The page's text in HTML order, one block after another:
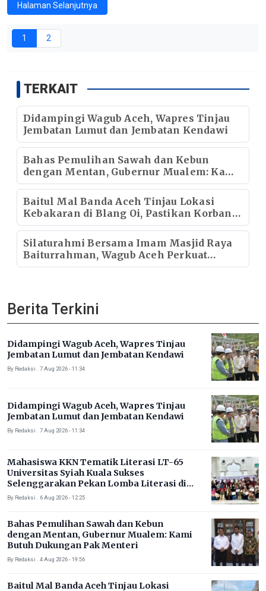
Halaman Selanjutnya
1 2
TERKAIT
Didampingi Wagub Aceh, Wapres Tinjau
Jembatan Lumut dan Jembatan Kendawi
Bahas Pemulihan Sawah dan Kebun
dengan Mentan, Gubernur Mualem: Kami
Butuh Dukungan Pak Menteri
Baitul Mal Banda Aceh Tinjau Lokasi
Kebakaran di Blang Oi, Pastikan Korban
Mendapat Dukungan Kebutuhan Pokok
Silaturahmi Bersama Imam Masjid Raya
Baiturrahman, Wagub Aceh Perkuat
Sinergi dengan Ulama
Berita Terkini
Didampingi Wagub Aceh, Wapres Tinjau
Jembatan Lumut dan Jembatan Kendawi
By Redaksi . 7 Aug 2026 - 11:34
Didampingi Wagub Aceh, Wapres Tinjau
Jembatan Lumut dan Jembatan Kendawi
By Redaksi . 7 Aug 2026 - 11:34
Mahasiswa KKN Tematik Literasi LT-65
Universitas Syiah Kuala Sukses
Selenggarakan Pekan Lomba Literasi di
Gampong Rhieng Blang
By Redaksi . 6 Aug 2026 - 12:25
Bahas Pemulihan Sawah dan Kebun
dengan Mentan, Gubernur Mualem: Kami
Butuh Dukungan Pak Menteri
By Redaksi . 4 Aug 2026 - 19:56
Baitul Mal Banda Aceh Tinjau Lokasi